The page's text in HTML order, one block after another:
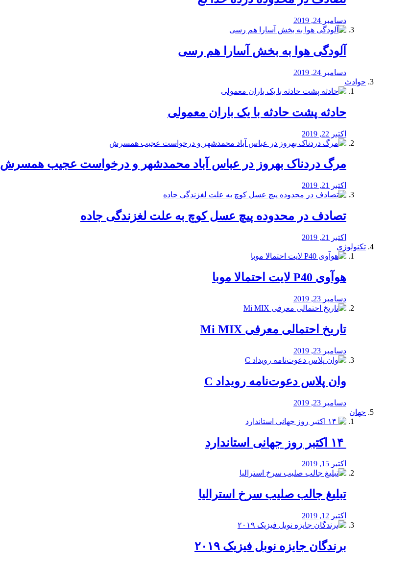
دسامبر 24, 2019
آلودگی هوا به بخش آسارا هم رسی
دسامبر 24, 2019
حوادث
️حادثه پشت حادثه با یک باران معمولی
اکتبر 22, 2019
مرگ دردناک بهروز در عباس آباد محمدشهر و درخواست عجیب همسرش
اکتبر 21, 2019
تصادف در محدوده پیچ عسل کوچ به علت لغزندگی جاده
اکتبر 21, 2019
تکنولوژی
هوآوی P40 لایت احتمالا موبا
دسامبر 23, 2019
تاریخ احتمالی معرفی Mi MIX
دسامبر 23, 2019
وان پلاس دعوت‌نامه رویداد C
دسامبر 23, 2019
جهان
اکتبر 15, 2019
تبلیغ جالب صلیب سرخ استرالیا
اکتبر 12, 2019
برندگان جایزه نوبل فیزیک ۲۰۱۹